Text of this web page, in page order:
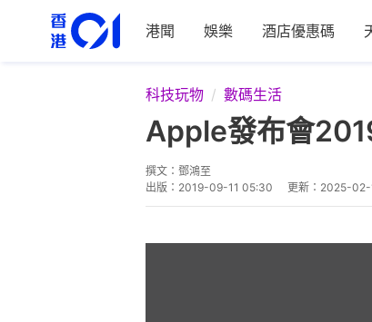
港聞 娛樂 酒店優惠碼
科技玩物 數碼生活
Apple發布會
撰文： 鄧鴻至
出版： 2019-09-11 05:30 更新： 2025-02-